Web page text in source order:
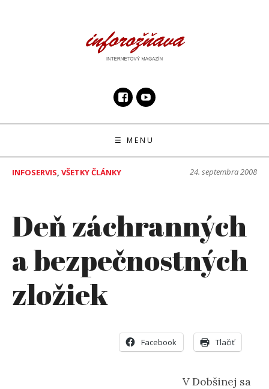
☰ MENU
INFOSERVIS, VŠETKY ČLÁNKY 24. septembra 2008
Deň záchranných
a bezpečnostných
zložiek
Facebook Tlačiť
V Dobšinej sa